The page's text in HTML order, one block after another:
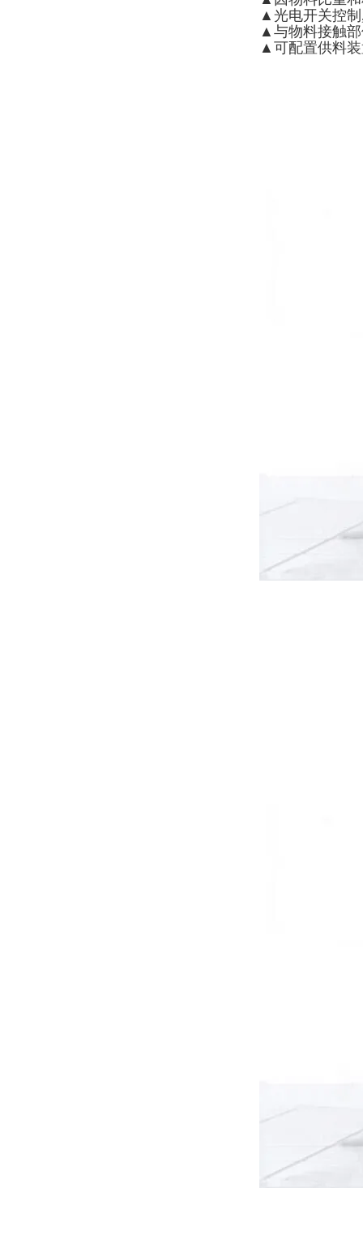
▲光电开关控
▲与物料接触
▲可配置供料